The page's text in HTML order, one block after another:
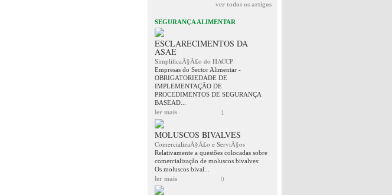
ver todos os artigos
SEGURANÇA ALIMENTAR
ESCLARECIMENTOS DA
ASAE
SimplificaÃ§Ã£o do HACCP
Empresas do Sector Alimentar -
OBRIGATORIEDADE DE
IMPLEMENTAÇÂO DE
PROCEDIMENTOS DE SEGURANÇA
BASEAD...
ler mais
1
MOLUSCOS BIVALVES
ComercializaÃ§Ã£o e ServiÃ§os
Relativamente a questões colocadas sobre
comercialização de moluscos bivalves:
Os moluscos bival...
ler mais
0